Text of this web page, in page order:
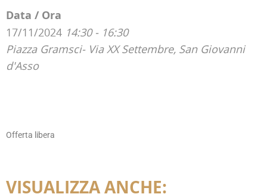
Data / Ora
17/11/2024 14:30 - 16:30
Piazza Gramsci- Via XX Settembre, San Giovanni
d'Asso
Offerta libera
VISUALIZZA ANCHE: